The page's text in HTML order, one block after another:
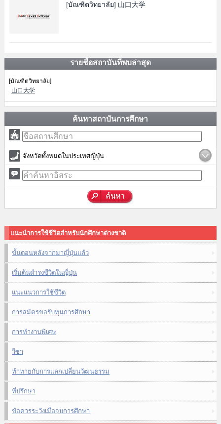
[บัณฑิตวิทยาลัย] 山口大学
รายชื่อสถาบันที่พบล่าสุด
[บัณฑิตวิทยาลัย]
山口大学
ค้นหาสถาบันการศึกษา
จังหวัดทั้งหมดในประเทศญี่ปุ่น
แนะนำการใช้ชีวิตสำหรับนักศึกษาต่างชาติ
ขั้นตอนหลังจากมาญี่ปุ่นแล้ว
เริ่มต้นดำรงชีวิตในญี่ปุ่น
แนะแนวการใช้ชีวิต
การสมัครขอรับทุนการศึกษา
การทำงานพิเศษ
วีซ่า
ท้าทายกับการแลกเปลี่ยนวัฒนธรรม
ที่ปรึกษา
ข้อควรระวังเมื่อจบการศึกษา